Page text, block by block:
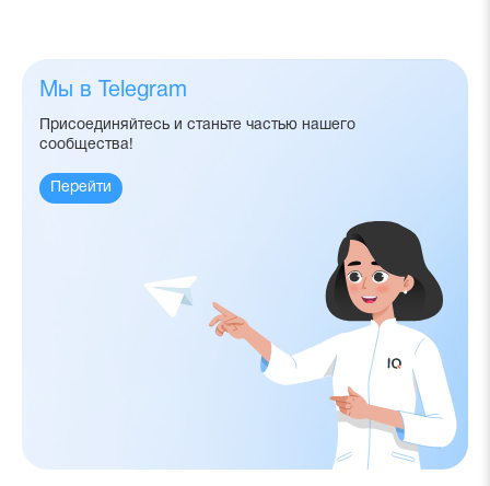
Мы в Telegram
Присоединяйтесь и станьте частью нашего
сообщества!
Перейти